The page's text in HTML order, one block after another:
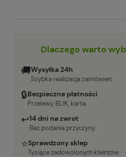
Dlaczego warto
🚚Wysyłka 24h
Szybka realizacja zamówień.
🔒Bezpieczne płatności
Przelewy, BLIK, karta.
↩14 dni na zwrot
Bez podania przyczyny.
⭐Sprawdzony sklep
Tysiące zadowolonych klientów.